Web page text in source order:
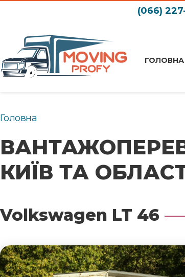
(066)
ГОЛОВНА
Головна
КИЇВ ТА
Volkswagen LT 46